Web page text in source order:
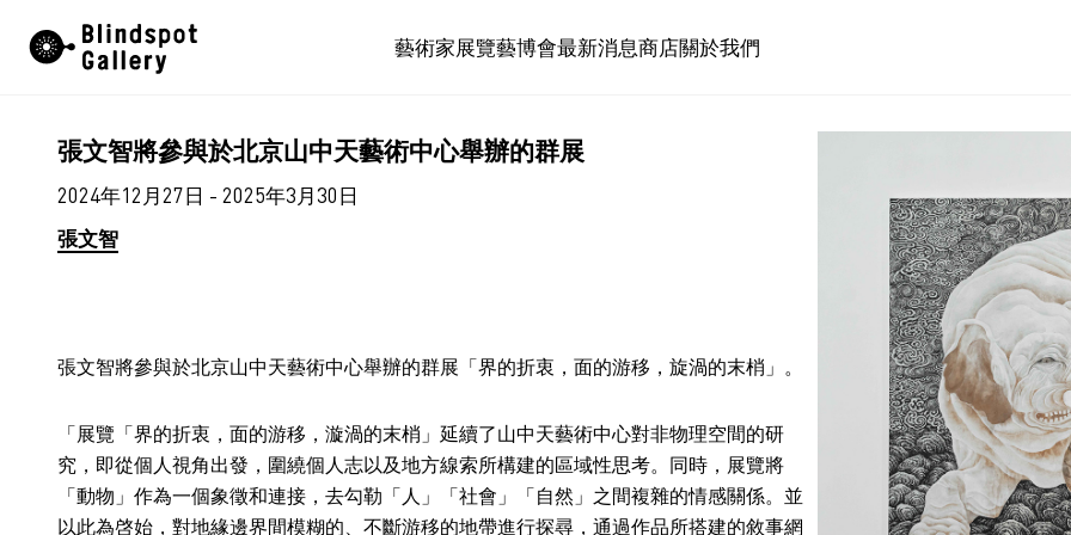
藝術家展覽藝博會最新消息商店關於我們
張文智將參與於北京山中天藝術中心舉辦的群展
2024年12月27日 - 2025年3月30日
張文智
張文智將參與於北京山中天藝術中心舉辦的群展「界的折衷，面的游移，旋渦的末梢」。
「展覽「界的折衷，面的游移，漩渦的末梢」延續了山中天藝術中心對非物理空間的研
究，即從個人視角出發，圍繞個人志以及地方線索所構建的區域性思考。同時，展覽將
「動物」作為一個象徵和連接，去勾勒「人」「社會」「自然」之間複雜的情感關係。並
以此為啓始，對地緣邊界間模糊的、不斷游移的地帶進行探尋，通過作品所搭建的敘事網